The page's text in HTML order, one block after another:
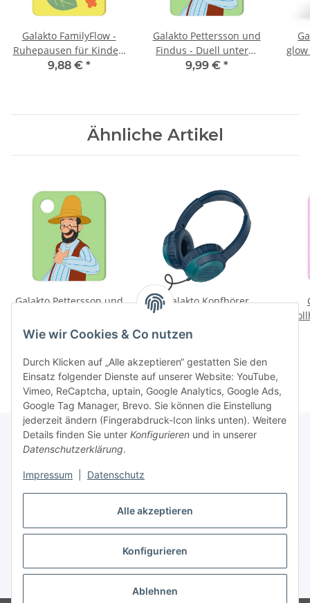
Alle akzeptieren
Konfigurieren
Ablehnen
Wie wir Cookies & Co nutzen
Durch Klicken auf „Alle akzeptieren“ gestatten Sie den
Einsatz folgender Dienste auf unserer Website: YouTube,
Vimeo, ReCaptcha, uptain, Google Analytics, Google Ads,
Google Tag Manager, Brevo. Sie können die Einstellung
jederzeit ändern (Fingerabdruck-Icon links unten). Weitere
Details finden Sie unter Konfigurieren und in unserer
Datenschutzerklärung.
Impressum Datenschutz
Galakto FamilyFlow -
Ruhepausen für Kinder.
Für innere Stille und
9,88 € *
Galakto Pettersson und
Findus - Duell unterm
Kirschbaum
9,99 € *
Ähnliche Artikel
Galakto Pettersson und
Kirschbaum
9,99 €*
Galakto Kopfhörer
32,99 €
Vertrag widerrufen